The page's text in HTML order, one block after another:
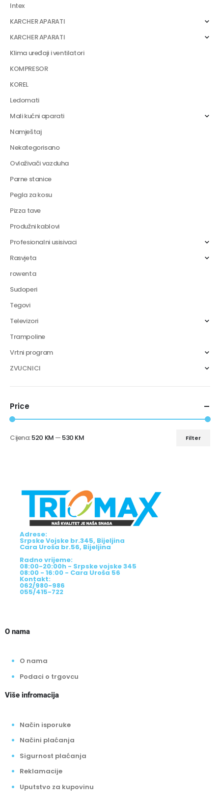
Intex
KARCHER APARATI
KARCHER APARATI
Klima uređaji i ventilatori
KOMPRESOR
KOREL
Ledomati
Mali kućni aparati
Namještaj
Nekategorisano
Ovlaživači vazduha
Parne stanice
Pegla za kosu
Pizza tave
Produžni kablovi
Profesionalni usisivaci
Rasvjeta
rowenta
Sudoperi
Tegovi
Televizori
Trampoline
Vrtni program
ZVUCNICI
Price
Filter
Cijena:520 KM — 530 KM
Adrese:
Srpske Vojske br.345, Bijeljina
Cara Uroša br.56, Bijeljina
Radno vrijeme:
08:00-20:00h - Srpske vojske 345
08:00 - 16:00 - Cara Uroša 56
Kontakt:
062/980-986
055/415-722
O nama
O nama
Podaci o trgovcu
Više infromacija
Način isporuke
Načini plaćanja
Sigurnost plaćanja
Reklamacije
Uputstvo za kupovinu